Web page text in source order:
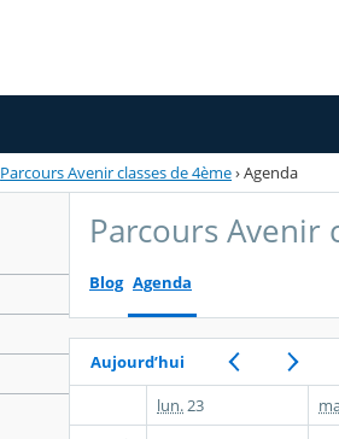
Parcours Avenir classes de 4ème›Agenda
Parcours Avenir
Blog Agenda
Aujourd’hui
lun. 23